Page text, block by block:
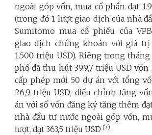
ngoài góp vốn, mua cổ phần đạt
(trong đó 1 lượt giao dịch của nhà
Sumitomo mua cổ phiếu của
giao dịch chứng khoán với giá trị
1.500 triệu USD). Riêng trong
phố đã thu hút 399,7 triệu USD vốn
cấp phép mới 50 dự án với tổng
26,9 triệu USD; điều chỉnh tăng
án với số vốn đăng ký tăng thêm
nhà đầu tư nước ngoài góp vốn,
lượt, đạt 363,5 triệu USD (7).